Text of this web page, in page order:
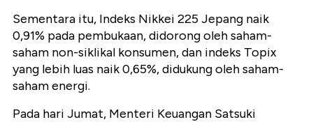
Sementara itu, Indeks Nikkei 225 Jepang naik
0,91% pada pembukaan, didorong oleh saham-
saham non-siklikal konsumen, dan indeks Topix
yang lebih luas naik 0,65%, didukung oleh saham-
saham energi.
Pada hari Jumat, Menteri Keuangan Satsuki